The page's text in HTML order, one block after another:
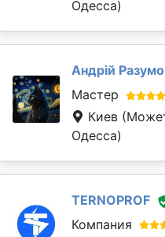
Одесса)
Андрій
Мастер
Киев
Одесса)
TERNOPROF
Компания